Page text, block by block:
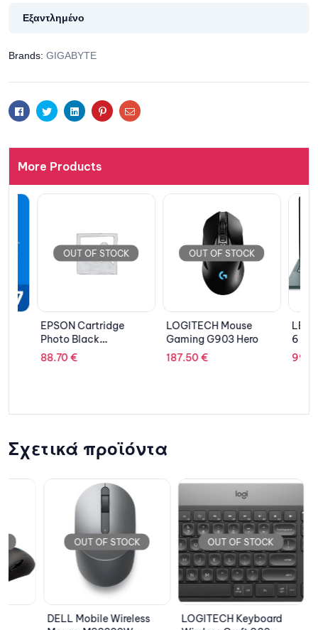
Εξαντλημένο
Brands: GIGABYTE
FacebookTwitterLinkedinPinterestEmail
More Products
OUT OF STOCK
EPSON Cartridge
Photo Black
C13T605100
88.70€
OUT OF STOCK
LOGITECH Mouse
Gaming G903 Hero
187.50€
6
13.3”
995.34
Σχετικά προϊόντα
OUT OF STOCK
DELL Mobile Wireless
OUT OF STOCK
LOGITECH Keyboard
ASUS